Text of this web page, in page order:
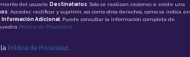
del usuario; Destinatarios: Solo se realizan cesiones si existe una
: Acceder, rectificar y suprimir, así como otros derechos, como se indica en
Información Adicional: Puede consultar la información completa de
Política de Privacidad
Política de Privacidad